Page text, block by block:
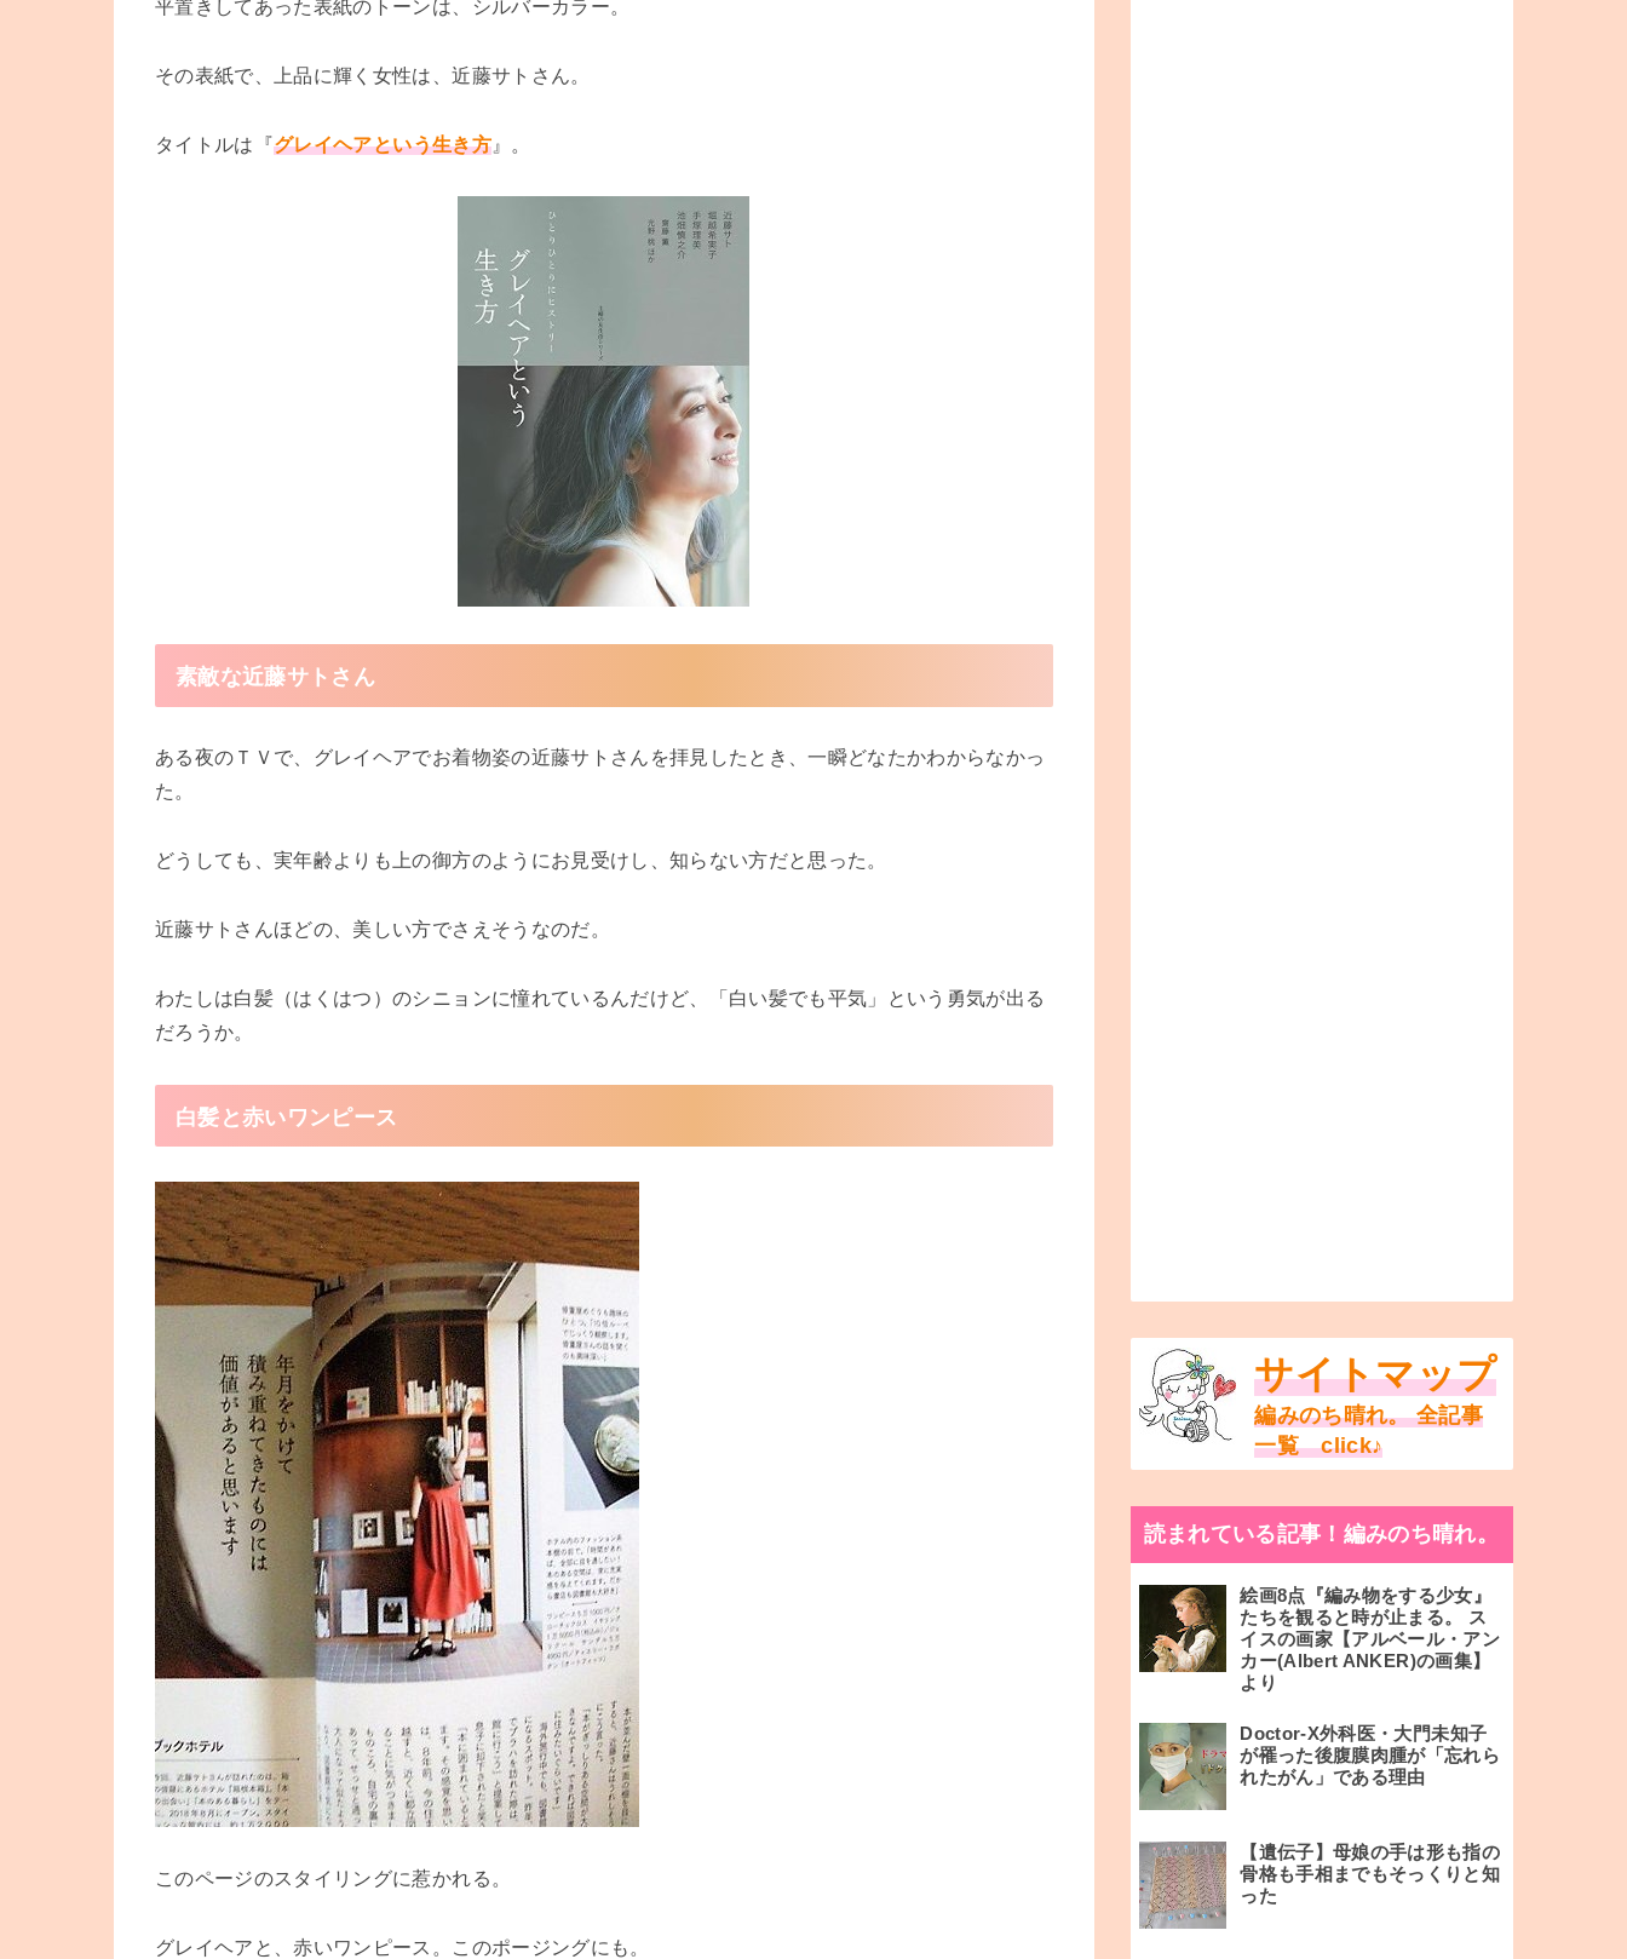
平置きしてあった表紙のトーンは、シルバーカラー。
その表紙で、上品に輝く女性は、近藤サトさん。
タイトルは『グレイヘアという生き方』。
素敵な近藤サトさん
ある夜のＴＶで、グレイヘアでお着物姿の近藤サトさんを拝見したとき、一瞬どなたかわからなかっ
た。
どうしても、実年齢よりも上の御方のようにお見受けし、知らない方だと思った。
近藤サトさんほどの、美しい方でさえそうなのだ。
わたしは白髪（はくはつ）のシニョンに憧れているんだけど、「白い髪でも平気」という勇気が出る
だろうか。
白髪と赤いワンピース
このページのスタイリングに惹かれる。
グレイヘアと、赤いワンピース。このポージングにも。
サイトマップ
編みのち晴れ。 全記事
一覧 click♪
読まれている記事！編みのち晴れ。
絵画8点『編み物をする少女』
たちを観ると時が止まる。 ス
イスの画家【アルベール・アン
カー(Albert ANKER)の画集】
より
Doctor-X外科医・大門未知子
が罹った後腹膜肉腫が「忘れら
れたがん」である理由
【遺伝子】母娘の手は形も指の
骨格も手相までもそっくりと知
った